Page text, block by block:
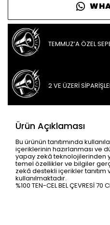
TEMMUZ’A ÖZEL
2 VE ÜZERİ
Ürün Açıklaması
Bu ürünün tanıtımında
içeriklerinin hazırlanması ve
yapay zekâ teknolojilerinden
temel özellikler ve bilgiler
zekâ destekli içerikler
kullanılmaktadır.
%100 TEN-CEL BEL ÇEVRESİ 70